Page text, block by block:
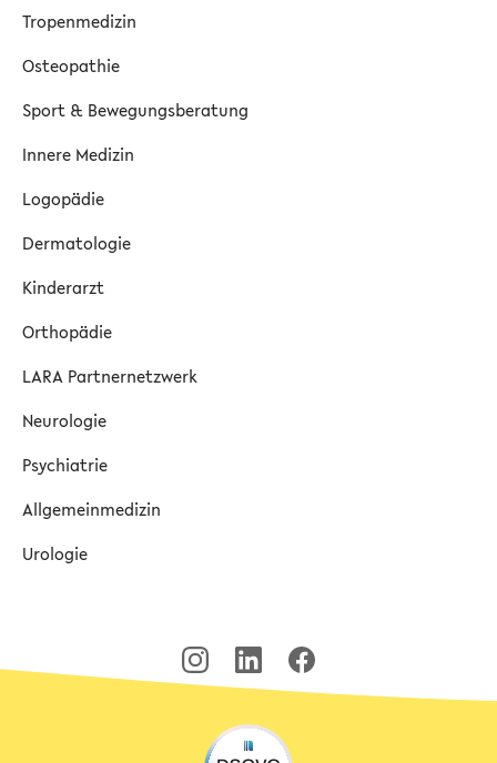
Tropenmedizin
Osteopathie
Sport & Bewegungsberatung
Innere Medizin
Logopädie
Dermatologie
Kinderarzt
Orthopädie
LARA Partnernetzwerk
Neurologie
Psychiatrie
Allgemeinmedizin
Urologie